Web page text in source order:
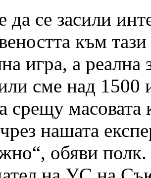
да се засили
към
игра, а
сме над 1500
срещу масовата
нашата
обяви